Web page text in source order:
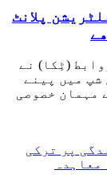
پلانٹ
(ٹِکا) نے
شپ میں پینے
مہمان خصوصی